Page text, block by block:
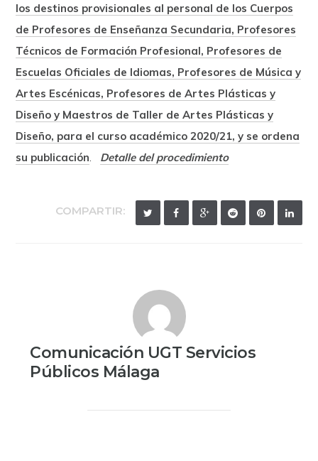
los destinos provisionales al personal de los Cuerpos
de Profesores de Enseñanza Secundaria, Profesores
Técnicos de Formación Profesional, Profesores de
Escuelas Oficiales de Idiomas, Profesores de Música y
Artes Escénicas, Profesores de Artes Plásticas y
Diseño y Maestros de Taller de Artes Plásticas y
Diseño, para el curso académico 2020/21, y se ordena
su publicación. Detalle del procedimiento
COMPARTIR:
Comunicación UGT Servicios
Públicos Málaga